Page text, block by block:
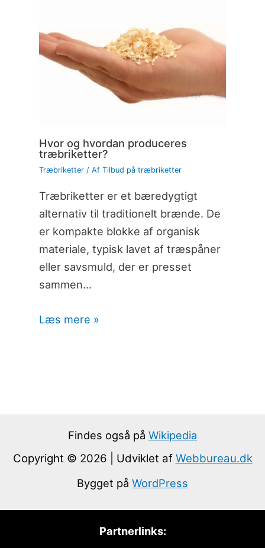
Hvor og hvordan produceres
træbriketter?
Træbriketter/ Af Tilbud på træbriketter
Træbriketter er et bæredygtigt
alternativ til traditionelt brænde. De
er kompakte blokke af organisk
materiale, typisk lavet af træspåner
eller savsmuld, der er presset
sammen…
Læs mere »
Findes også på Wikipedia
Copyright © 2026 | Udviklet af Webbureau.dk
Bygget på WordPress
Partnerlinks: